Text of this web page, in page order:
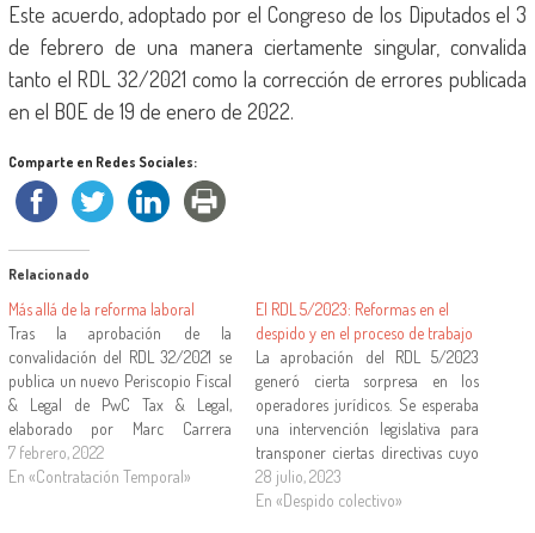
Este acuerdo, adoptado por el Congreso de los Diputados el 3
de febrero de una manera ciertamente singular, convalida
tanto el RDL 32/2021 como la corrección de errores publicada
en el BOE de 19 de enero de 2022.
Comparte en Redes Sociales:
Relacionado
Más allá de la reforma laboral
Tras la aprobación de la
convalidación del RDL 32/2021 se
publica un nuevo Periscopio Fiscal
& Legal de PwC Tax & Legal,
elaborado por Marc Carrera
Domenech, socio responsable de
laboral de esta firma de servicios
7 febrero, 2022
En «Contratación Temporal»
El RDL 5/2023: Reformas en el
despido y en el proceso de trabajo
La aprobación del RDL 5/2023
generó cierta sorpresa en los
operadores jurídicos. Se esperaba
una intervención legislativa para
transponer ciertas directivas cuyo
plazo se nos había pasado. Pero lo
que tuvimos fue mucho más, una
28 julio, 2023
En «Despido colectivo»